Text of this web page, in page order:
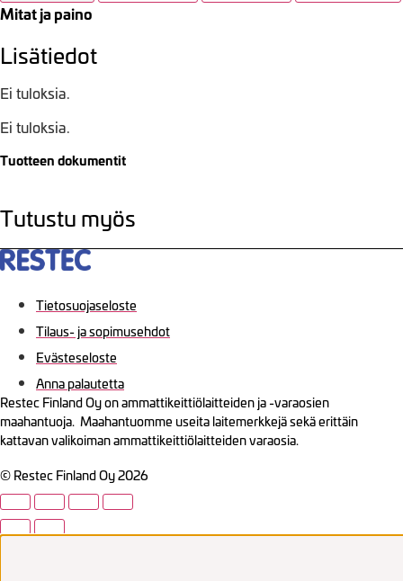
Mitat ja paino
Lisätiedot
Ei tuloksia.
Ei tuloksia.
Tuotteen dokumentit
Tutustu myös
Tietosuojaseloste
Tilaus- ja sopimusehdot
Evästeseloste
Anna palautetta
Restec Finland Oy on ammattikeittiölaitteiden ja -varaosien
maahantuoja. Maahantuomme useita laitemerkkejä sekä erittäin
kattavan valikoiman ammattikeittiölaitteiden varaosia.
© Restec Finland Oy 2026